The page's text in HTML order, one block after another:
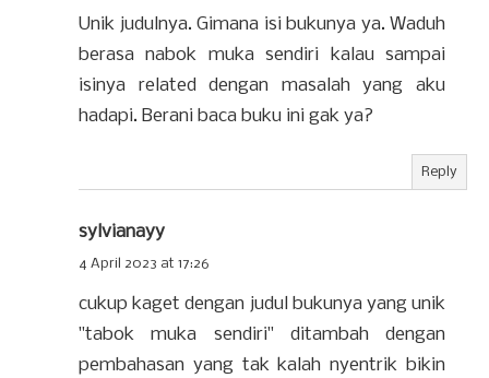
Unik judulnya. Gimana isi bukunya ya. Waduh
berasa nabok muka sendiri kalau sampai
isinya related dengan masalah yang aku
hadapi. Berani baca buku ini gak ya?
Reply
sylvianayy
4 April 2023 at 17:26
cukup kaget dengan judul bukunya yang unik
"tabok muka sendiri" ditambah dengan
pembahasan yang tak kalah nyentrik bikin